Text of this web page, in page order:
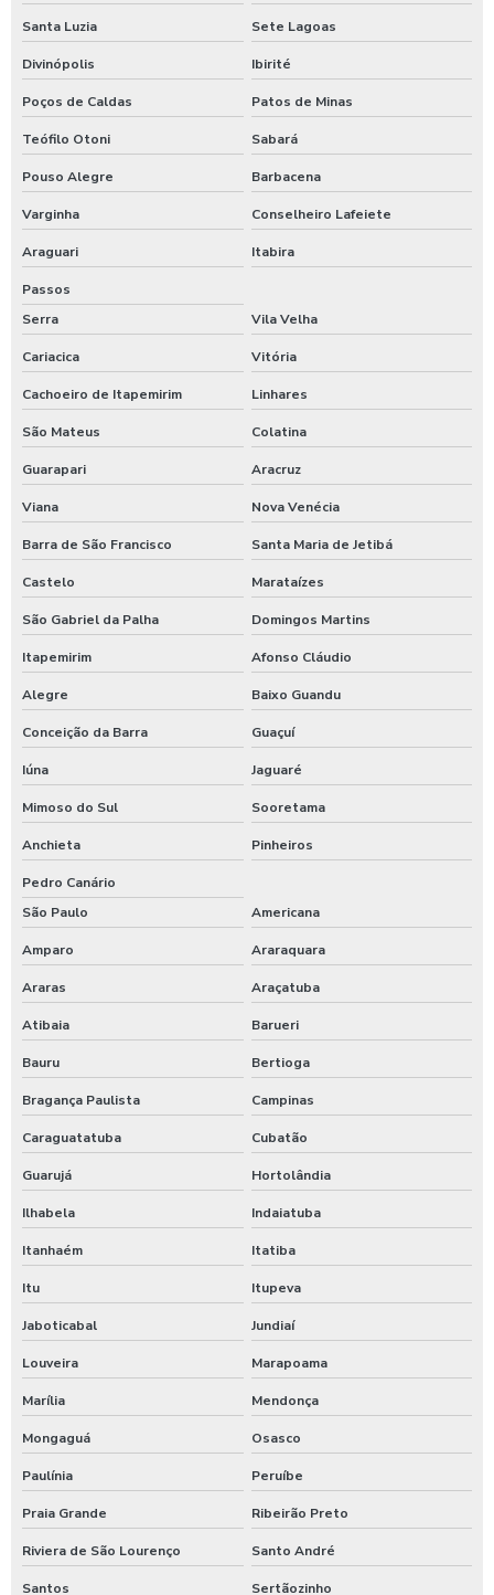
Santa Luzia Sete Lagoas
Divinópolis Ibirité
Poços de Caldas Patos de Minas
Teófilo Otoni Sabará
Pouso Alegre Barbacena
Varginha Conselheiro Lafeiete
Araguari Itabira
Passos
Serra
Vila Velha
Cariacica Vitória
Cachoeiro de Itapemirim Linhares
São Mateus Colatina
Guarapari Aracruz
Viana Nova Venécia
Barra de São Francisco Santa Maria de Jetibá
Castelo Marataízes
São Gabriel da Palha Domingos Martins
Itapemirim Afonso Cláudio
Alegre Baixo Guandu
Conceição da Barra Guaçuí
Iúna Jaguaré
Mimoso do Sul Sooretama
Anchieta Pinheiros
Pedro Canário
São Paulo
Americana
Amparo Araraquara
Araras Araçatuba
Atibaia Barueri
Bauru Bertioga
Bragança Paulista Campinas
Caraguatatuba Cubatão
Guarujá Hortolândia
Ilhabela Indaiatuba
Itanhaém Itatiba
Itu Itupeva
Jaboticabal Jundiaí
Louveira Marapoama
Marília Mendonça
Mongaguá Osasco
Paulínia Peruíbe
Praia Grande Ribeirão Preto
Riviera de São Lourenço Santo André
Santos Sertãozinho